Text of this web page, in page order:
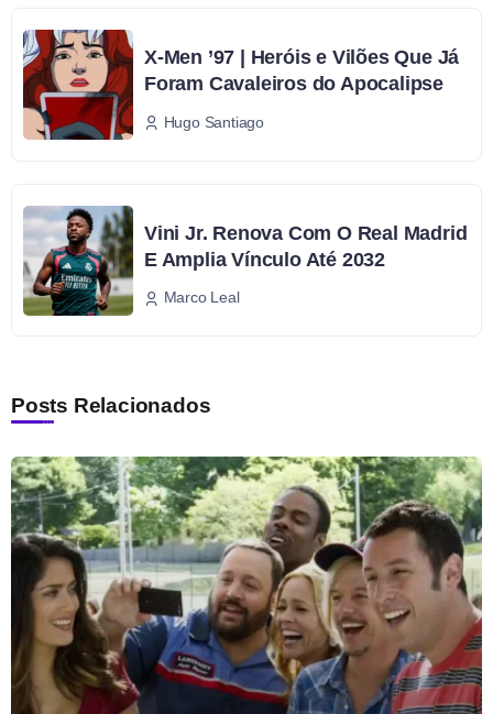
X-Men ’97 | Heróis e Vilões Que Já
Foram Cavaleiros do Apocalipse
Hugo Santiago
Vini Jr. Renova Com O Real Madrid
E Amplia Vínculo Até 2032
Marco Leal
Posts Relacionados